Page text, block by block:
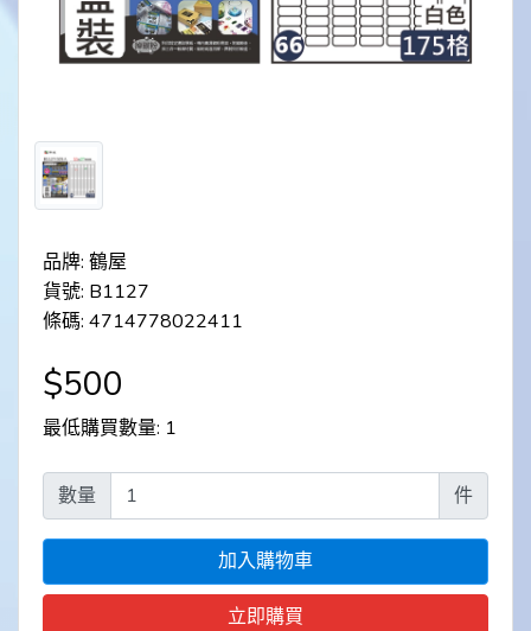
品牌: 鶴屋
貨號: B1127
條碼: 4714778022411
$500
最低購買數量: 1
數量 件
加入購物車
立即購買